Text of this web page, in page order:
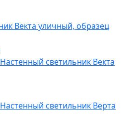
Настенный светильник Векта
Настенный светильник Верта